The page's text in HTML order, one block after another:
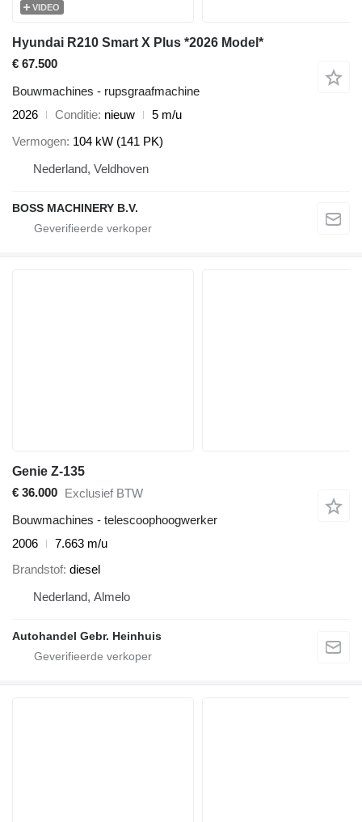
VIDEO
Hyundai R210 Smart X Plus *2026 Model*
€ 67.500
Bouwmachines - rupsgraafmachine
2026
Conditie nieuw
5 m/u
Vermogen 104 kW (141 PK)
Nederland, Veldhoven
BOSS MACHINERY B.V.
Genie Z-135
€ 36.000 Exclusief BTW
Bouwmachines - telescoophoogwerker
2006
7.663 m/u
Brandstof diesel
Nederland, Almelo
Autohandel Gebr. Heinhuis